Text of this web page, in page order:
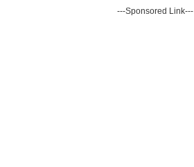
---Sponsored Link---